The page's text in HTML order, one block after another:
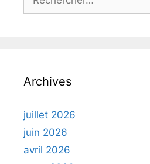
Archives
juillet 2026
juin 2026
avril 2026